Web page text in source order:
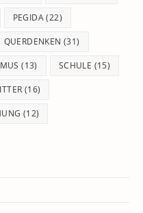
PEGIDA(22)
QUERDENKEN (31)
(13) SCHULE (15)
(16)
(12)